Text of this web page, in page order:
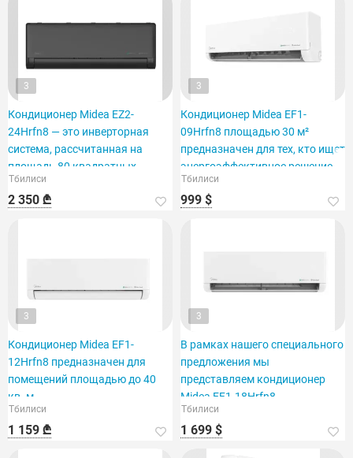
3
Кондиционер Midea EZ2-
24Hrfn8 — это инверторная
система, рассчитанная на
площадь 80 квадратных
метров.
Тбилиси
2 350 ₾
3
Кондиционер Midea EF1-
09Hrfn8 площадью 30 м²
предназначен для тех, кто ищет
энергоэффективное решение.
Тбилиси
999 $
3
Кондиционер Midea EF1-
12Hrfn8 предназначен для
помещений площадью до 40
кв. м.
Тбилиси
1 159 ₾
3
В рамках нашего специального
предложения мы
представляем кондиционер
Midea EF1-18Hrfn8,
рассчитанный на площадь 60
кв. футов.
Тбилиси
1 699 $